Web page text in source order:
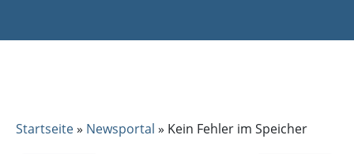
Startseite» Newsportal » Kein Fehler im Speicher